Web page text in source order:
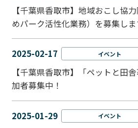
【千葉県香取市】地域おこし協
めパーク活性化業務）を募集しま
2025-02-17 イベント
【千葉県香取市】「ペットと⽥
加者募集中！
2025-01-29 イベント